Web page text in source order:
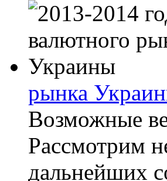
рынка
Возможные
Рассмотрим
дальнейших